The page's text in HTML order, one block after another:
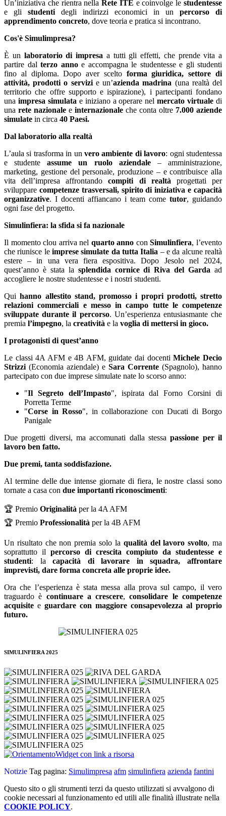
Un’iniziativa che rientra nellaRete ITE e coinvolge lestudentesse
e gli studenti degli indirizzi economici in un percorso di
apprendimento concreto, dove teoria e pratica si incontrano.
Cos'è Simulimpresa?
È un laboratorio di impresa a tutti gli effetti, che prende vita a
partire dal terzo annoe accompagna le studentesse e gli studenti
fino al diploma. Dopo aver scelto forma giuridica, settore di
attività, prodotti o servizie un’azienda madrina (una realtà del
territorio che offre supporto e ispirazione), i partecipanti fondano
una impresa simulata e iniziano a operare nelmercato virtuale di
una rete nazionale e internazionale che conta oltre 7.000 aziende
simulate in circa 40 Paesi.
Dal laboratorio alla realtà
L’aula si trasforma in un vero ambiente di lavoro: ogni studentessa
e studenteassume un ruolo aziendale– amministrazione,
marketing, gestione del personale, produzione – e contribuisce alla
vita dell’impresa affrontandocompiti di realtà progettati per
sviluppare competenze trasversali, spirito di iniziativa e capacità
organizzative. I docenti affiancano i team come tutor, guidando
ogni fase del progetto.
Simulinfiera: la sfida si fa nazionale
Il momento clou arriva nel quarto anno conSimulinfiera, l’evento
che riunisce le imprese simulate da tutta Italia – e da alcune realtà
estere – in una vera fiera espositiva. Dopo Jesolo nel 2024,
quest’anno è stata la splendida cornice di Riva del Garda ad
accogliere le nostre studentesse e i nostri studenti.
Quihanno allestito stand, promosso i propri prodotti, stretto
relazioni commerciali e messo in campo tutte le competenze
sviluppate durante il percorso. Un’esperienza entusiasmante che
premia l’impegno, la creatività e la voglia di mettersi in gioco.
I protagonisti di quest’anno
Le classi4A AFMe4B AFM, guidate dai docentiMichele Decio
Strizzi (Economia aziendale) e Sara Corrente (Spagnolo), hanno
partecipato con due imprese simulate nate lo scorso anno:
"Il Segreto dell’Impasto", ispirata dal Forno Corsini di
Porretta Terme
"Corse in Rosso", in collaborazione con Ducati di Borgo
Panigale
Due progetti diversi, ma accomunati dalla stessapassione per il
lavoro ben fatto.
Due premi, tanta soddisfazione.
Al termine delle due intense giornate di fiera, le nostre classi sono
tornate a casa con due importanti riconoscimenti:
🏆 Premio Originalità per la 4A AFM
🏆 Premio Professionalità per la 4B AFM
Un risultato che non premia solo la qualità del lavoro svolto, ma
soprattutto il percorso di crescita compiuto da studentesse e
studenti: lacapacità di lavorare in squadra, affrontare
imprevisti, dare forma concreta alle proprie idee.
Ora che l’esperienza è stata messa alla prova sul campo, il vero
traguardo è continuare a crescere,consolidare le competenze
acquisite e guardare con maggiore consapevolezza al proprio
futuro.
SIMULINFIERA 2025
Widget con link a risorsa
Notizie Tag pagina: Simulimpresa afm simulinfiera azienda fantini
Questo sito o gli strumenti terzi da questo utilizzati si avvalgono di
cookie necessari al funzionamento ed utili alle finalità illustrate nella
COOKIE POLICY.